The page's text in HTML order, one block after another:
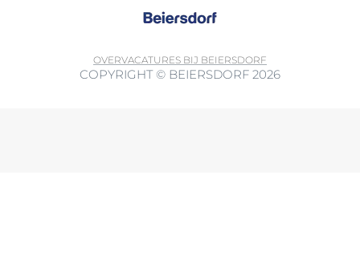
OVERVACATURES BIJ BEIERSDORF
COPYRIGHT © BEIERSDORF 2026